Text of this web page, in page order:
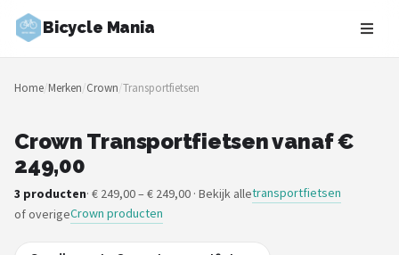
Bicycle Mania
Zoeken
NAVIGATIE
Merken
Blog
Home/Merken/Crown/Transportfietsen
Crown Transportfietsen vanaf €
249,00
3 producten· € 249,00 – € 249,00 · Bekijk alletransportfietsen
of overigeCrown producten